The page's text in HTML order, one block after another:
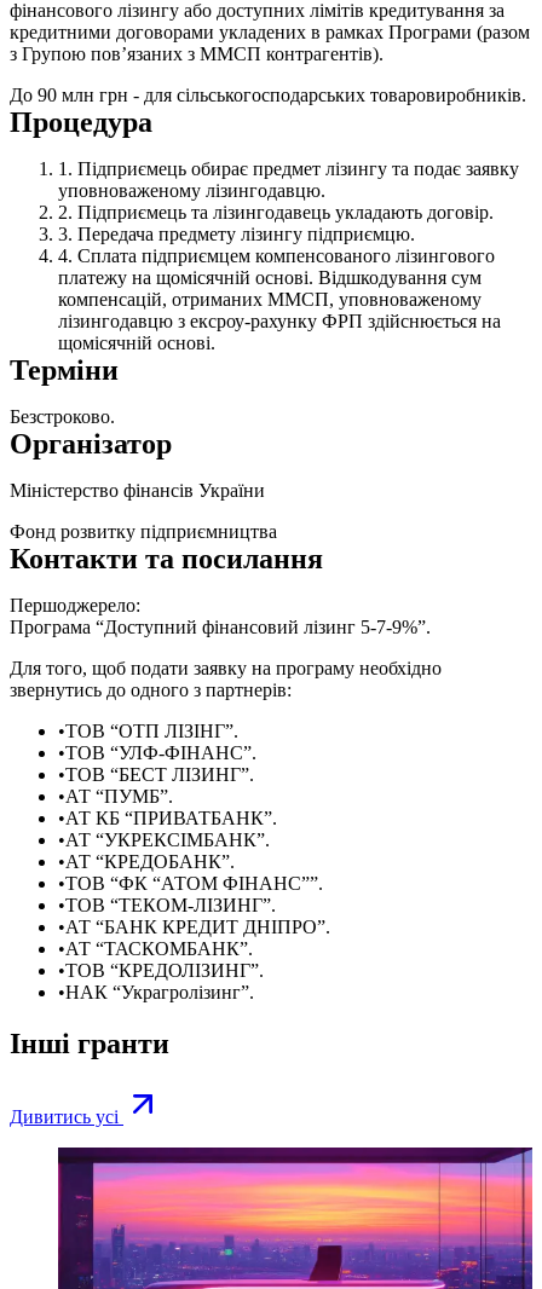
фінансового лізингу або доступних лімітів кредитування за
кредитними договорами укладених в рамках Програми (разом
з Групою пов’язаних з ММСП контрагентів).
До 90 млн грн - для сільськогосподарських товаровиробників.
Процедура
Підприємець обирає предмет лізингу та подає заявку
уповноваженому лізингодавцю.
Підприємець та лізингодавець укладають договір.
Передача предмету лізингу підприємцю.
Сплата підприємцем компенсованого лізингового
платежу на щомісячній основі. Відшкодування сум
компенсацій, отриманих ММСП, уповноваженому
лізингодавцю з ексроу-рахунку ФРП здійснюється на
щомісячній основі.
Терміни
Безстроково.
Організатор
Міністерство фінансів України
Фонд розвитку підприємництва
Контакти та посилання
Першоджерело:
Програма “Доступний фінансовий лізинг 5-7-9%”.
Для того, щоб подати заявку на програму необхідно
звернутись до одного з партнерів:
ТОВ “ОТП ЛІЗІНГ”.
ТОВ “УЛФ-ФІНАНС”.
ТОВ “БЕСТ ЛІЗИНГ”.
АТ “ПУМБ”.
АТ КБ “ПРИВАТБАНК”.
АТ “УКРЕКСІМБАНК”.
АТ “КРЕДОБАНК”.
ТОВ “ФК “АТОМ ФІНАНС””.
ТОВ “ТЕКОМ-ЛІЗИНГ”.
АТ “БАНК КРЕДИТ ДНІПРО”.
АТ “ТАСКОМБАНК”.
ТОВ “КРЕДОЛІЗИНГ”.
НАК “Украгролізинг”.
Інші гранти
Дивитись усі